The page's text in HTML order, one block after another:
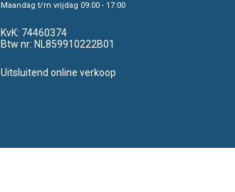
Maandag t/m vrijdag 09:00 - 17:00
KvK: 74460374
Btw nr: NL859910222B01
Uitsluitend online verkoop